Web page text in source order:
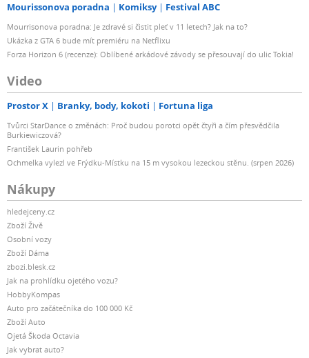
Mourissonova poradna Komiksy Festival ABC
Mourrisonova poradna: Je zdravé si čistit pleť v 11 letech? Jak na to?
Ukázka z GTA 6 bude mít premiéru na Netflixu
Forza Horizon 6 (recenze): Oblíbené arkádové závody se přesouvají do ulic Tokia!
Video
Prostor X Branky, body, kokoti Fortuna liga
Tvůrci StarDance o změnách: Proč budou porotci opět čtyři a čím přesvědčila
Burkiewiczová?
František Laurin pohřeb
Ochmelka vylezl ve Frýdku-Místku na 15 m vysokou lezeckou stěnu. (srpen 2026)
Nákupy
hledejceny.cz
Zboží Živě
Osobní vozy
Zboží Dáma
zbozi.blesk.cz
Jak na prohlídku ojetého vozu?
HobbyKompas
Auto pro začátečníka do 100 000 Kč
Zboží Auto
Ojetá Škoda Octavia
Jak vybrat auto?